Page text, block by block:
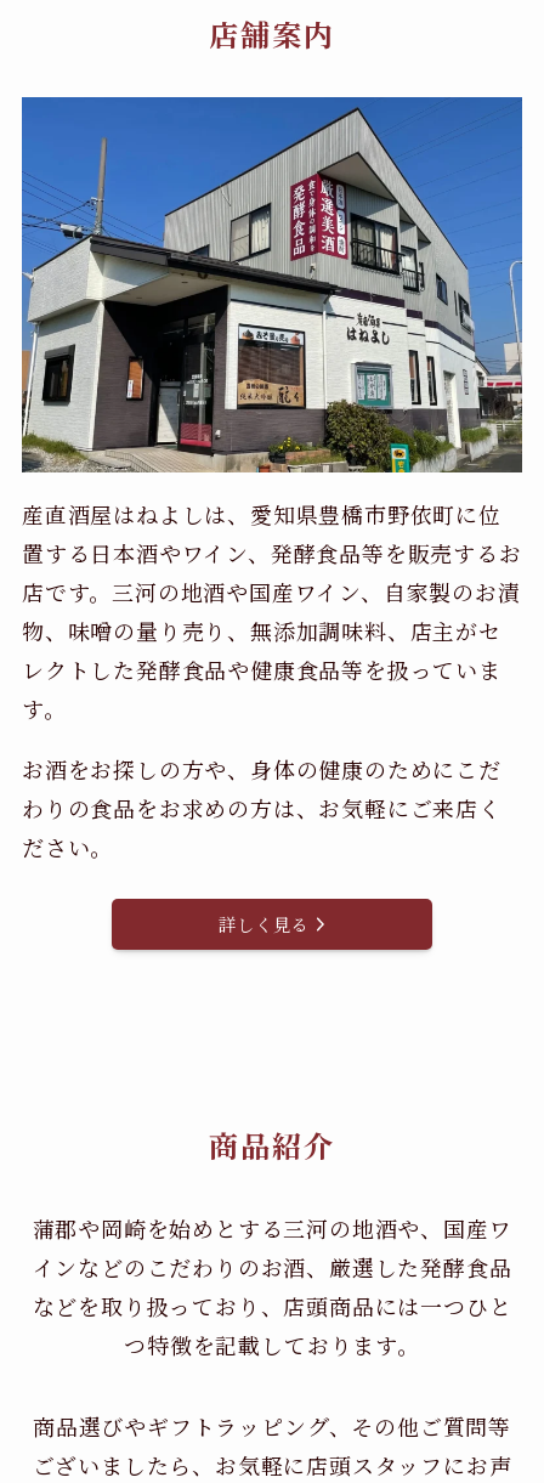
店舗案内
産直酒屋はねよしは、愛知県豊橋市野依町に位
置する日本酒やワイン、発酵食品等を販売するお
店です。三河の地酒や国産ワイン、自家製のお漬
物、味噌の量り売り、無添加調味料、店主がセ
レクトした発酵食品や健康食品等を扱っていま
す。
お酒をお探しの方や、身体の健康のためにこだ
わりの食品をお求めの方は、お気軽にご来店く
ださい。
詳しく見る
商品紹介
蒲郡や岡崎を始めとする三河の地酒や、国産ワ
インなどのこだわりのお酒、 厳選した発酵食品
などを取り扱っており、店頭商品には一つひと
つ特徴を記載しております。
商品選びやギフトラッピング、その他ご質問等
ございましたら、お気軽に店頭スタッフにお声